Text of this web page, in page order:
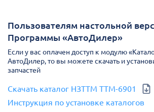
Пользователям настольной
Программы «АвтоДилер»
Если у вас оплачен доступ к модулю
АвтоДилер, то вы можете скачать и
запчастей
Скачать каталог НЗТТМ ТТМ-6901
Инструкция по установке каталогов